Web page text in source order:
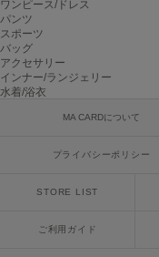
ORGUE
オルグ
ORR
オル
フィリーチョコレート
ワンピース/ドレス
パンツ
スポーツ
バッグ
アクセサリー
インナー/ランジェリー
水着/浴衣
MA CARDについて
プライバシーポリシー
STORE LIST
ご利用ガイド